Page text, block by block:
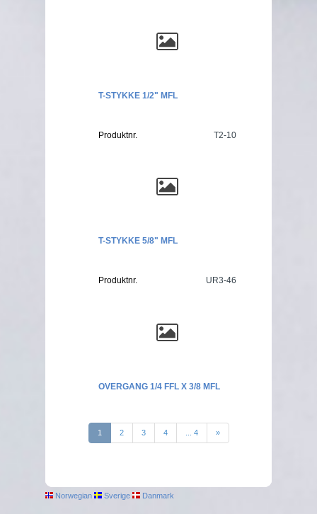
T-STYKKE 1/2" MFL
Produktnr. T2-10
T-STYKKE 5/8" MFL
Produktnr. UR3-46
OVERGANG 1/4 FFL X 3/8 MFL
1 2 3 4 ... 4 »
Norwegian Sverige Danmark